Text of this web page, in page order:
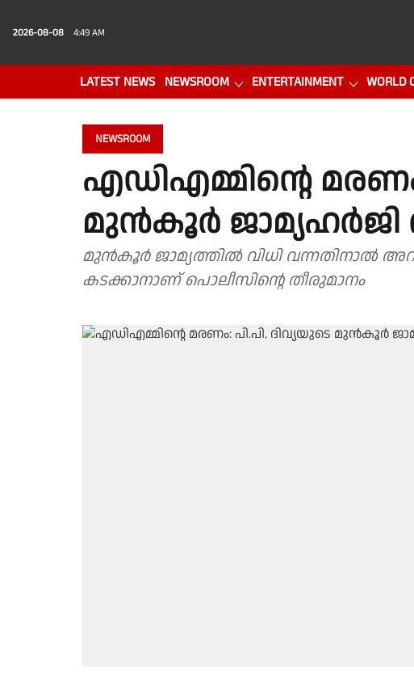
2026-08-08 4:49 AM
LATEST NEWS NEWSROOM ENTERTAINMENT WORLD
NEWSROOM
എഡിഎമ്മിൻ്റെ
മുൻ‌കൂർ ജാമ്യഹർജി
മുൻ‌കൂർ ജാമ്യത്തിൽ വിധി വന്നതിനാൽ അറസ്റ്റ് ഉൾപ്പെടെയുള്ള നടപടികളിലേക്ക്
കടക്കാനാണ് പൊലീസിൻ്റെ തീരുമാനം